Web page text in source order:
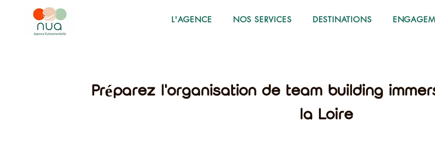
L'AGENCE NOS SERVICES DESTINATIONS
Préparez l'organisation de team building
la Loire